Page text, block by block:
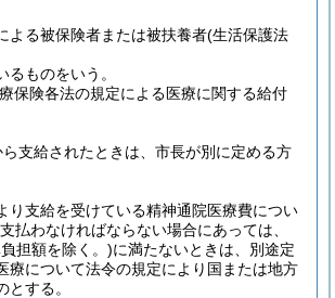
よる被保険者または被扶養者(生活保護法
ものをいう。
保険各法の規定による医療に関する給付
支給されたときは、市長が別に定める方
支給を受けている精神通院医療費につい
払わなければならない場合にあっては、
担額を除く。)に満たないときは、別途定
療について法令の規定により国または地方
する。